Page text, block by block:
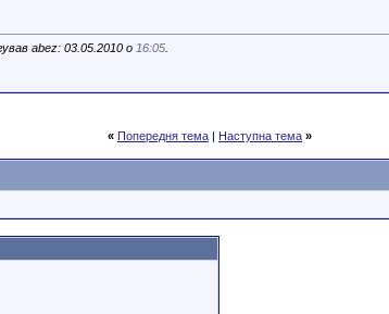
abez: 03.05.2010 о 16:05
« Попередня тема | Наступна тема »